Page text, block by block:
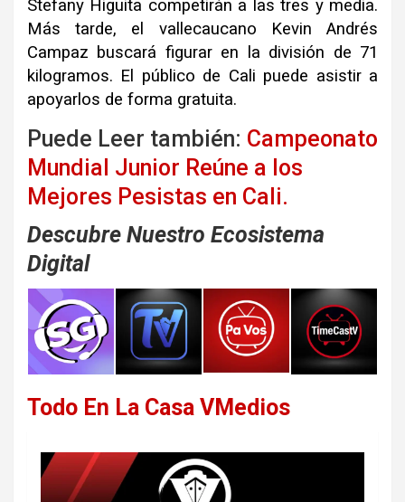
Stefany Higuita competirán a las tres y media.
Más tarde, el vallecaucano Kevin Andrés
Campaz buscará figurar en la división de 71
kilogramos. El público de Cali puede asistir a
apoyarlos de forma gratuita.
Puede Leer también: Campeonato
Mundial Junior Reúne a los
Mejores Pesistas en Cali.
Descubre Nuestro Ecosistema
Digital
Todo En La Casa VMedios